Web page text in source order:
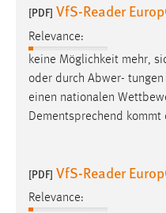
[PDF] VfS-Reader
Relevance:
keine Möglichkeit mehr,
oder durch Abwer-
einen nationalen
Dementsprechend
[PDF] VfS-Reader
Relevance: